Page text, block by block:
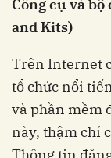
Công cụ và
and Kits)
Trên Internet
tổ chức nổi
và phần mềm
này, thậm chí